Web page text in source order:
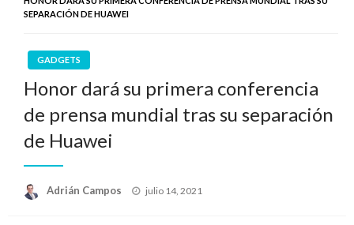
SEPARACIÓN DE HUAWEI
GADGETS
Honor dará su primera conferencia
de prensa mundial tras su separación
de Huawei
Adrián Campos
Publicado
julio 14, 2021